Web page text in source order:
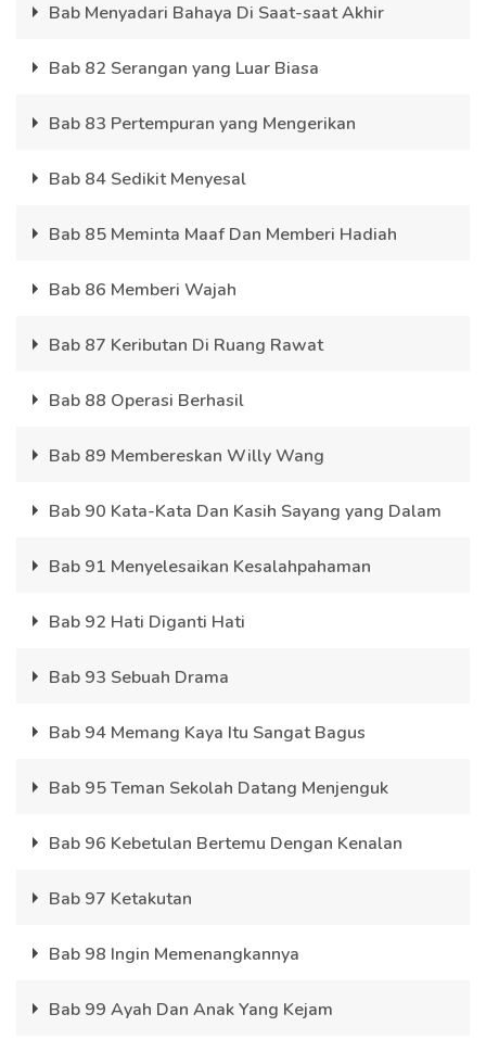
Bab Menyadari Bahaya Di Saat-saat Akhir
Bab 82 Serangan yang Luar Biasa
Bab 83 Pertempuran yang Mengerikan
Bab 84 Sedikit Menyesal
Bab 85 Meminta Maaf Dan Memberi Hadiah
Bab 86 Memberi Wajah
Bab 87 Keributan Di Ruang Rawat
Bab 88 Operasi Berhasil
Bab 89 Membereskan Willy Wang
Bab 90 Kata-Kata Dan Kasih Sayang yang Dalam
Bab 91 Menyelesaikan Kesalahpahaman
Bab 92 Hati Diganti Hati
Bab 93 Sebuah Drama
Bab 94 Memang Kaya Itu Sangat Bagus
Bab 95 Teman Sekolah Datang Menjenguk
Bab 96 Kebetulan Bertemu Dengan Kenalan
Bab 97 Ketakutan
Bab 98 Ingin Memenangkannya
Bab 99 Ayah Dan Anak Yang Kejam